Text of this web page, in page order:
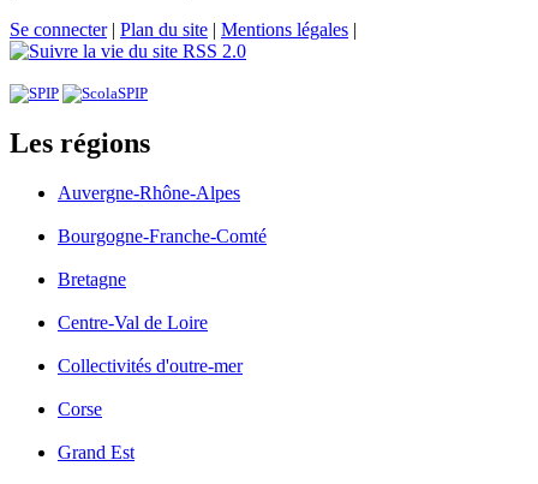
Se connecter| Plan du site | Mentions légales |
RSS 2.0
Les régions
Auvergne-Rhône-Alpes
Bourgogne-Franche-Comté
Bretagne
Centre-Val de Loire
Collectivités d'outre-mer
Corse
Grand Est